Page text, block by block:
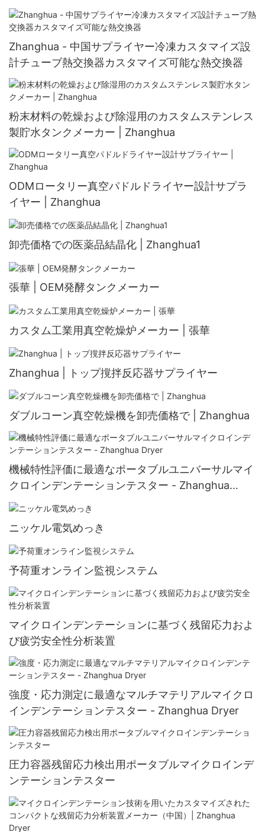
Zhanghua - 中国サプライヤー冷凍カスタマイズ設
計チューブ熱交換器カスタマイズ可能な熱交換器
粉末材料の乾燥および除湿用のカスタムステンレス
製貯水タンクメーカー | Zhanghua
ODMロータリー真空パドルドライヤー設計サプラ
イヤー | Zhanghua
卸売価格での医薬品結晶化 | Zhanghua1
張華 | OEM発酵タンクメーカー
カスタム工業用真空乾燥炉メーカー | 張華
Zhanghua | トップ撹拌反応器サプライヤー
ダブルコーン真空乾燥機を卸売価格で | Zhanghua
機械特性評価に最適なポータブルユニバーサルマイ
クロインデンテーションテスター - Zhanghua
Dryer
ニッケル電気めっき
予荷重オンライン監視システム
マイクロインデンテーションに基づく残留応力およ
び疲労安全性分析装置
強度・応力測定に最適なマルチマテリアルマイクロ
インデンテーションテスター - Zhanghua Dryer
圧力容器残留応力検出用ポータブルマイクロインデ
ンテーションテスター